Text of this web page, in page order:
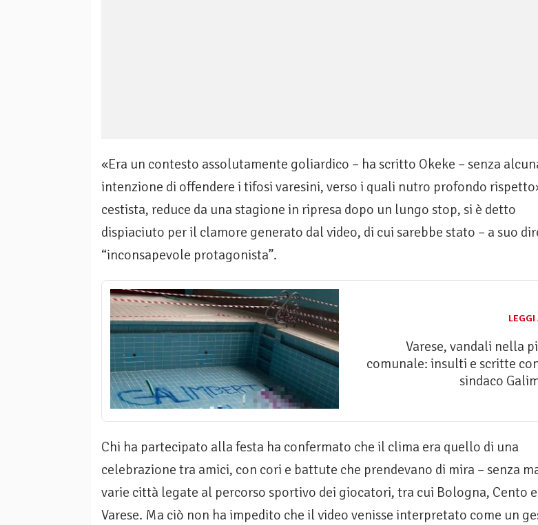
«Era un contesto assolutamente goliardico – ha scritto Okeke – senza
intenzione di offendere i tifosi varesini, verso i quali nutro profondo
cestista, reduce da una stagione in ripresa dopo un lungo stop, si è detto
dispiaciuto per il clamore generato dal video, di cui sarebbe stato – a suo
“inconsapevole protagonista”.
LEGGI
Varese, vandali nella
comunale: insulti e scritte
sindaco
Chi ha partecipato alla festa ha confermato che il clima era quello di una
celebrazione tra amici, con cori e battute che prendevano di mira – senza
varie città legate al percorso sportivo dei giocatori, tra cui Bologna, Cento e
Varese. Ma ciò non ha impedito che il video venisse interpretato come un